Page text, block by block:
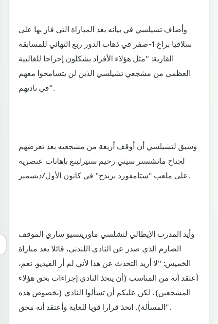
وأضاف تشيلسي في بيانه بعد المباراة التي فاز بها على
سلافيا براغ 1-صفر في ذهاب الدور ربع النهائي للمسابقة
القارية: "مثل هؤلاء الأفراد يشكلون إحراجا للغالبية
العظمى من مشجعي تشيلسي الذين لن يتسامحوا معهم
في ناديهم".
وسبق لتشيلسي أن أوقف أربعة من مشجعيه بعد تعرضهم
لجناح مانشستر سيتي رحيم ستيرلينغ بإهانات عنصرية
على ملعب "ستامفورد بريدج" في كانون الأول/ديسمبر.
وأيد المدرب الإيطالي لتشلسي ماوريتسيو ساري الموقف
الصارم الذي صدر عن النادي اللندني، قائلا بعد مباراة
الخميس: "لا أريد التحدث عن هذا لأني لم أر الفيديو. نعم،
أعتقد أنه من المناسب (أن يتخذ النادي إجراءات بحق هؤلاء
المشجعين)، لكن عليكم أن تسألوا النادي (بخصوص هذه
المسألة). اتخذ قرارا قويا للغاية وأعتقد أنه محق".